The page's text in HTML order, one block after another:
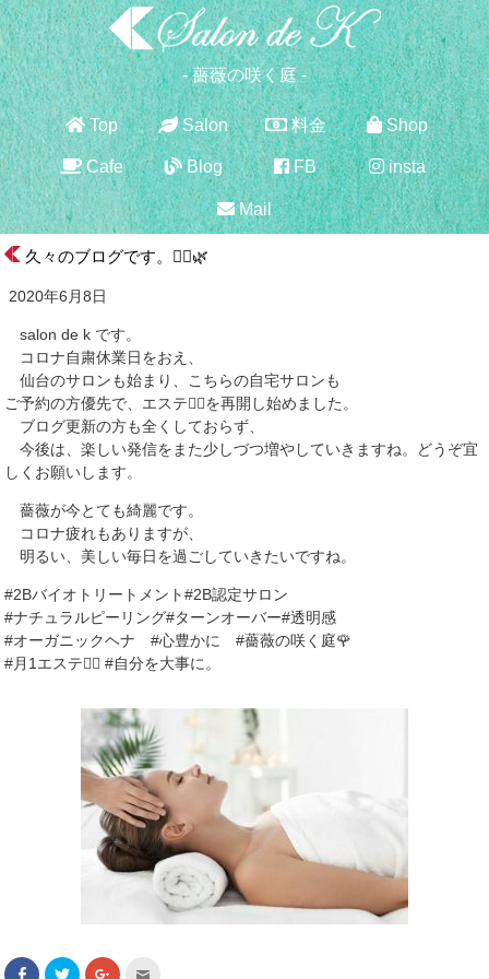
- 薔薇の咲く庭 -
Top Salon 料金 Shop
Cafe Blog FB insta
Mail
久々のブログです。💆‍♀️🌿
2020年6月8日
salon de k です。
コロナ自粛休業日をおえ、
仙台のサロンも始まり、こちらの自宅サロンも
ご予約の方優先で、エステ💆‍♀️を再開し始めました。
ブログ更新の方も全くしておらず、
今後は、楽しい発信をまた少しづつ増やしていきますね。どうぞ宜
しくお願いします。
薔薇が今とても綺麗です。
コロナ疲れもありますが、
明るい、美しい毎日を過ごしていきたいですね。
#2Bバイオトリートメント#2B認定サロン
#ナチュラルピーリング#ターンオーバー#透明感
#オーガニックヘナ #心豊かに #薔薇の咲く庭🌹
#月1エステ💆‍♀️ #自分を大事に。
F ク ク